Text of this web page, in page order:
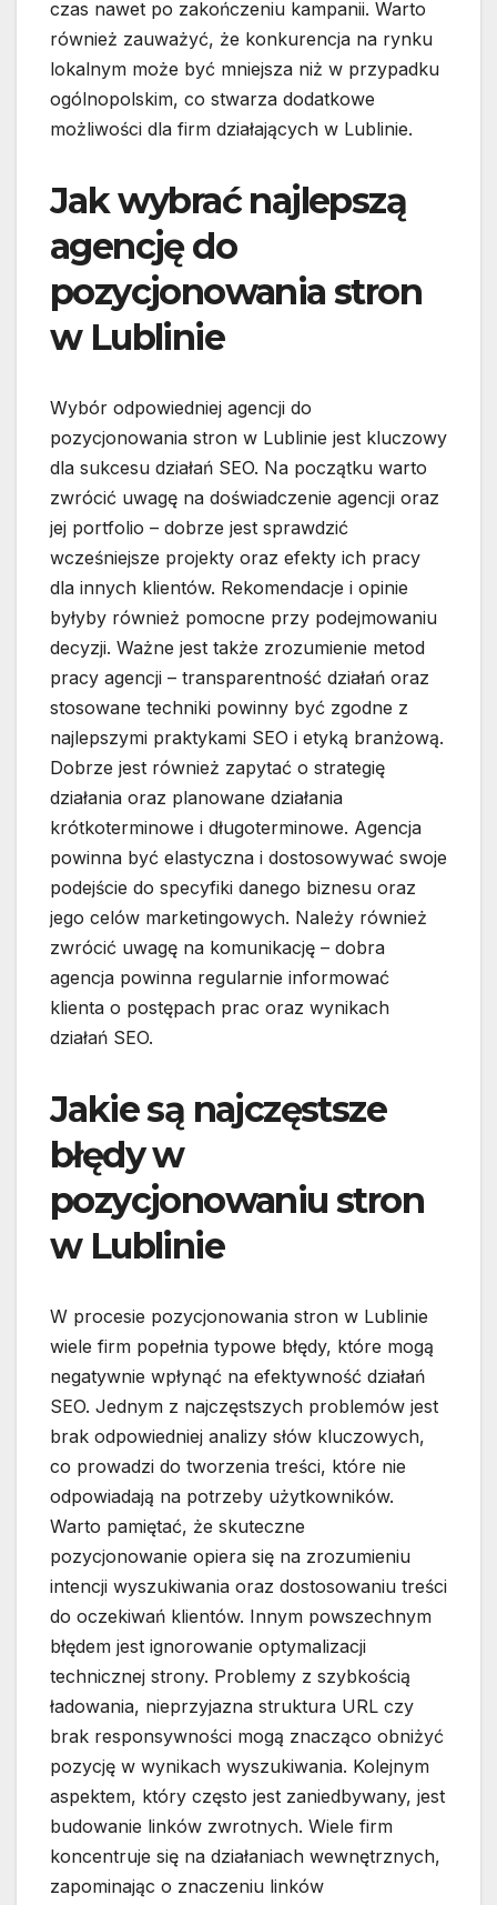
czas nawet po zakończeniu kampanii. Warto
również zauważyć, że konkurencja na rynku
lokalnym może być mniejsza niż w przypadku
ogólnopolskim, co stwarza dodatkowe
możliwości dla firm działających w Lublinie.
Jak wybrać najlepszą
agencję do
pozycjonowania stron
w Lublinie
Wybór odpowiedniej agencji do
pozycjonowania stron w Lublinie jest kluczowy
dla sukcesu działań SEO. Na początku warto
zwrócić uwagę na doświadczenie agencji oraz
jej portfolio – dobrze jest sprawdzić
wcześniejsze projekty oraz efekty ich pracy
dla innych klientów. Rekomendacje i opinie
byłyby również pomocne przy podejmowaniu
decyzji. Ważne jest także zrozumienie metod
pracy agencji – transparentność działań oraz
stosowane techniki powinny być zgodne z
najlepszymi praktykami SEO i etyką branżową.
Dobrze jest również zapytać o strategię
działania oraz planowane działania
krótkoterminowe i długoterminowe. Agencja
powinna być elastyczna i dostosowywać swoje
podejście do specyfiki danego biznesu oraz
jego celów marketingowych. Należy również
zwrócić uwagę na komunikację – dobra
agencja powinna regularnie informować
klienta o postępach prac oraz wynikach
działań SEO.
Jakie są najczęstsze
błędy w
pozycjonowaniu stron
w Lublinie
W procesie pozycjonowania stron w Lublinie
wiele firm popełnia typowe błędy, które mogą
negatywnie wpłynąć na efektywność działań
SEO. Jednym z najczęstszych problemów jest
brak odpowiedniej analizy słów kluczowych,
co prowadzi do tworzenia treści, które nie
odpowiadają na potrzeby użytkowników.
Warto pamiętać, że skuteczne
pozycjonowanie opiera się na zrozumieniu
intencji wyszukiwania oraz dostosowaniu treści
do oczekiwań klientów. Innym powszechnym
błędem jest ignorowanie optymalizacji
technicznej strony. Problemy z szybkością
ładowania, nieprzyjazna struktura URL czy
brak responsywności mogą znacząco obniżyć
pozycję w wynikach wyszukiwania. Kolejnym
aspektem, który często jest zaniedbywany, jest
budowanie linków zwrotnych. Wiele firm
koncentruje się na działaniach wewnętrznych,
zapominając o znaczeniu linków